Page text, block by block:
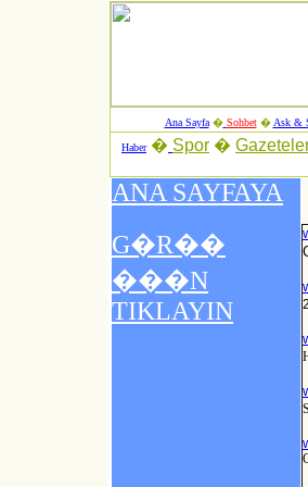
Ana Sayfa� Sohbet� Ask &
Haber� Spor �